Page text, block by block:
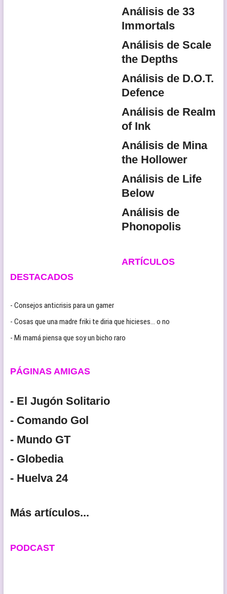
Análisis de 33
Immortals
Análisis de Scale
the Depths
Análisis de D.O.T.
Defence
Análisis de Realm
of Ink
Análisis de Mina
the Hollower
Análisis de Life
Below
Análisis de
Phonopolis
ARTÍCULOS
DESTACADOS
- Consejos anticrisis para un gamer
- Cosas que una madre friki te diria que hicieses… o no
- Mi mamá piensa que soy un bicho raro
PÁGINAS AMIGAS
- El Jugón Solitario
- Comando Gol
- Mundo GT
- Globedia
- Huelva 24
Más artículos...
PODCAST